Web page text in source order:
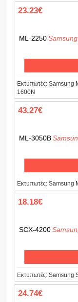
23.23€
ML-2250Samsung
Εκτυπωτές: Samsung
1600N
43.27€
ML-3050B
Εκτυπωτές: Samsung
18.18€
SCX-4200
Εκτυπωτές: Samsung
24.74€